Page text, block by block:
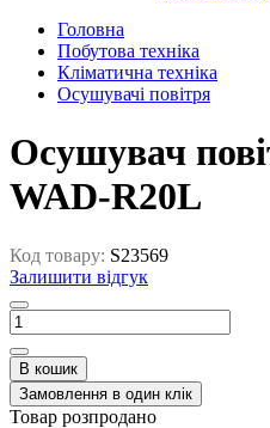
Головна
Побутова техніка
Кліматична техніка
Осушувачі повітря
Осушувач
WAD-R20L
Код товару: S23569
Залишити відгук
В кошик
Замовлення в один клік
Товар розпродано